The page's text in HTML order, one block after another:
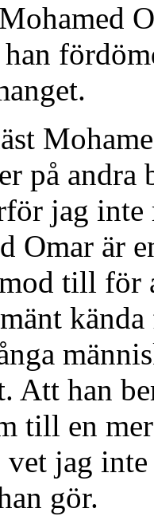
på
jag inte
Omar är
till för
Att han
till en
jag
gör.